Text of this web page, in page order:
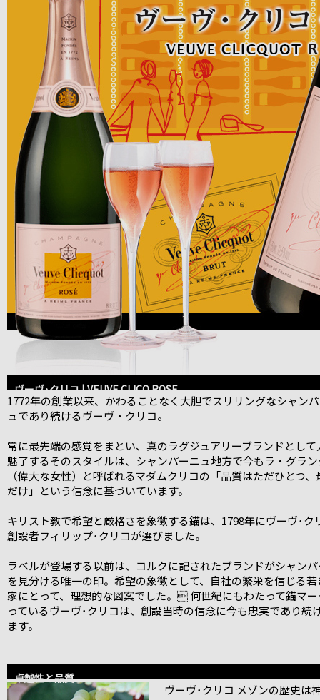
ヴーヴ･クリコ | VEUVE CLICQ ROSE
1772年の創業以来、かわることなく大胆でスリリングなシャン
ュであり続けるヴーヴ・クリコ。
常に最先端の感覚をまとい、真のラグジュアリーブランドとして
魅了するそのスタイルは、シャンパーニュ地方で今もラ・グラ
（偉大な女性）と呼ばれるマダムクリコの「品質はただひとつ、
だけ」という信念に基づいています。
キリスト教で希望と厳格さを象徴する錨は、1798年にヴーヴ･ク
創設者フィリップ･クリコが選びました。
ラベルが登場する以前は、コルクに記されたブランドがシャン
を見分ける唯一の印。希望の象徴として、自社の繁栄を信じる
家にとって、理想的な図案でした。 何世紀にもわたって錨マ
っているヴーヴ･クリコは、創設当時の信念に今も忠実であり続
ます。
卓越性と品質
ヴーヴ･クリコ メゾンの歴史は